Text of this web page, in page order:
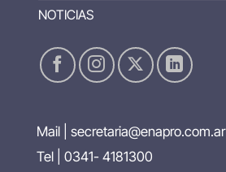
NOTICIAS
Mail | secretaria@enapro.com.ar
Tel | 0341- 4181300